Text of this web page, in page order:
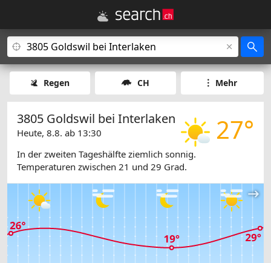
Regen CH Mehr
27°
3805 Goldswil bei Interlaken
Heute, 8.8. ab 13:30
In der zweiten Tageshälfte ziemlich sonnig.
Temperaturen zwischen 21 und 29 Grad.